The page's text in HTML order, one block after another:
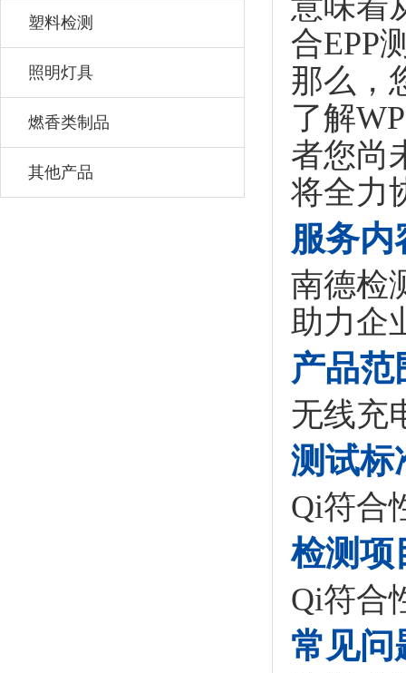
塑料检测
照明灯具
燃香类制品
其他产品
合EPP
那么，
了解
者您尚
将全力
服务内
南德检
助力企
产品范
无线充
测试标
Qi符合
检测项
Qi符合
常见问